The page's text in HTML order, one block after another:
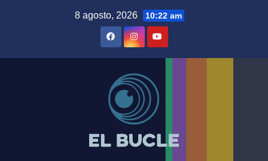
8 agosto, 2026 10:22 am